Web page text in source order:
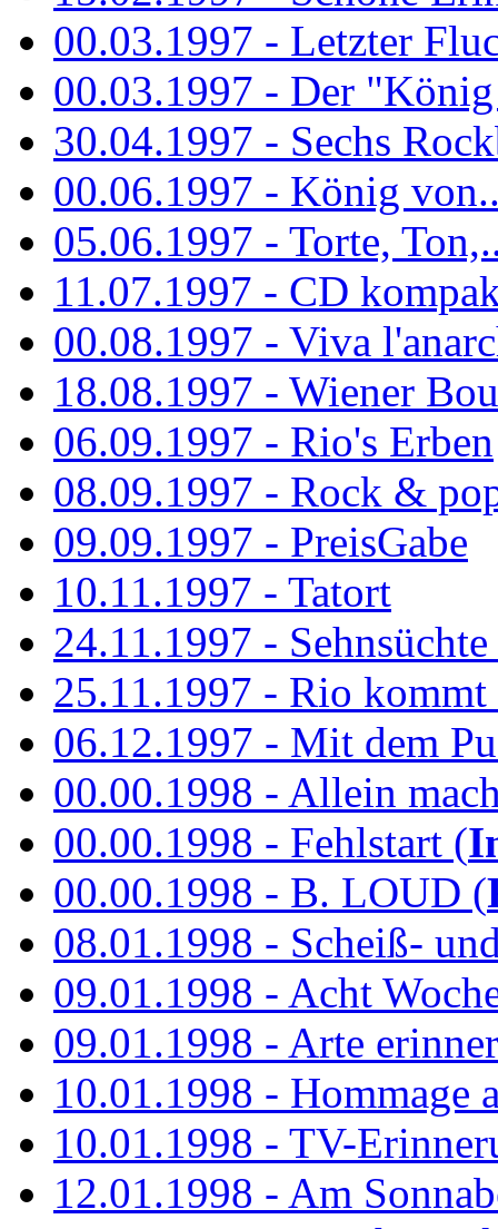
00.03.1997 - Letzter
00.03.1997 - Der
30.04.1997 - Sechs
00.06.1997 - König
05.06.1997 - Torte,
11.07.1997 - CD
00.08.1997 - Viva
18.08.1997 - Wiener
06.09.1997 - Rio's Erben
08.09.1997 - Rock &
09.09.1997 - PreisGabe
10.11.1997 - Tatort
24.11.1997 -
25.11.1997 - Rio kommt
06.12.1997 - Mit dem
00.00.1998 - Allein
00.00.1998 - Fehlstart (
00.00.1998 - B. LOUD (
08.01.1998 - Scheiß-
09.01.1998 - Acht
09.01.1998 - Arte
10.01.1998 - Hommage
10.01.1998 - TV-
12.01.1998 - Am